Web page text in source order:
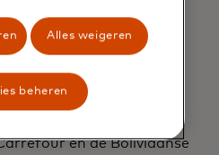
apps. Banken en
ook van de
helpt klantrelaties te
op te bouwen met
offline transacties
en de Boliviaanse
Alles weigeren
beheren